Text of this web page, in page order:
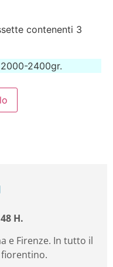
contenenti 3
2400gr.
H.
e Firenze. In tutto il